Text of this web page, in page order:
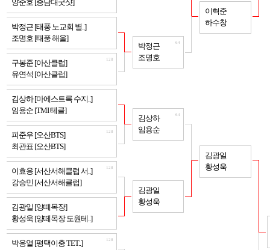
양준호 [충남대굿샷]
박정근 [태풍 노교회 별..]
조명호 [태풍 해울]
구봉준 [아산클럽]
유연석 [아산클럽]
128
김상하 [마에스트록 수지..]
임용순 [TMI 테클]
피준우 [오산BTS]
최관표 [오산BTS]
128
이효응 [서산서해클럽 서..]
강승민 [서산서해클럽]
128
김광일 [양떼목장]
황성욱 [양떼목장 도원테..]
박응열 [평택이충 TET..]
128
박정근
조명호
64
김상하
임용순
64
김광일
황성욱
이혁준
하수창
김광일
황성욱